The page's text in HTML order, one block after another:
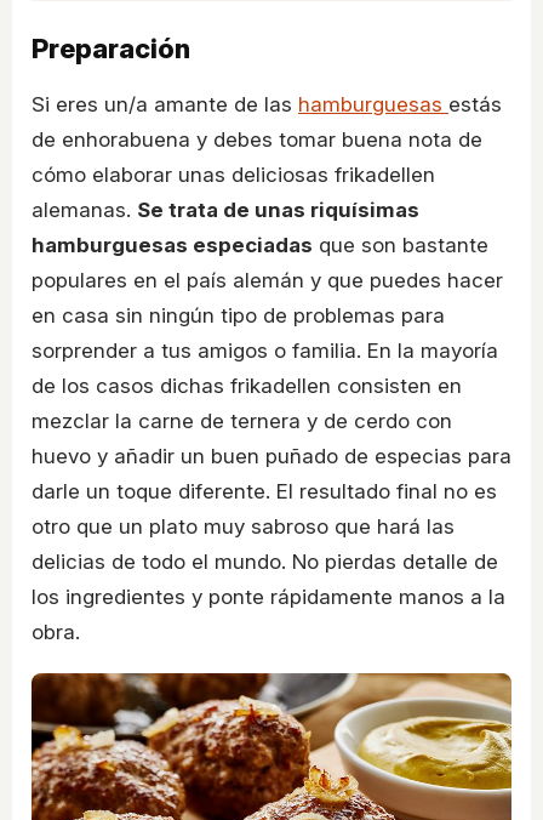
Preparación
Si eres un/a amante de las hamburguesas estás
de enhorabuena y debes tomar buena nota de
cómo elaborar unas deliciosas frikadellen
alemanas. Se trata de unas riquísimas
hamburguesas especiadas que son bastante
populares en el país alemán y que puedes hacer
en casa sin ningún tipo de problemas para
sorprender a tus amigos o familia. En la mayoría
de los casos dichas frikadellen consisten en
mezclar la carne de ternera y de cerdo con
huevo y añadir un buen puñado de especias para
darle un toque diferente. El resultado final no es
otro que un plato muy sabroso que hará las
delicias de todo el mundo. No pierdas detalle de
los ingredientes y ponte rápidamente manos a la
obra.